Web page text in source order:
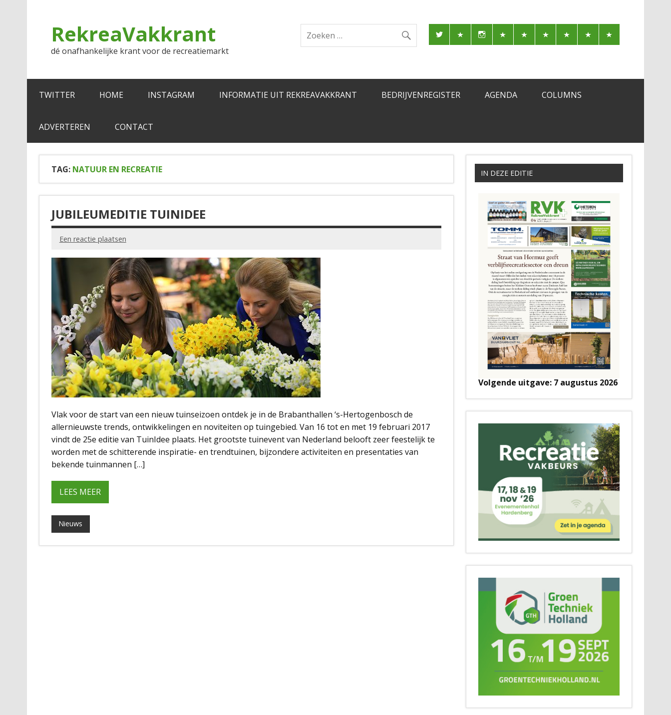
RekreaVakkrant
dé onafhankelijke krant voor de recreatiemarkt
TWITTER HOME INSTAGRAM INFORMATIE UIT REKREAVAKKRANT BEDRIJVENREGISTER AGENDA COLUMNS
ADVERTEREN CONTACT
TAG: NATUUR EN RECREATIE
JUBILEUMEDITIE TUINIDEE
Een reactie plaatsen
Vlak voor de start van een nieuw tuinseizoen ontdek je in de Brabanthallen ‘s-Hertogenbosch de
allernieuwste trends, ontwikkelingen en noviteiten op tuingebied. Van 16 tot en met 19 februari 2017
vindt de 25e editie van TuinIdee plaats. Het grootste tuinevent van Nederland belooft zeer feestelijk te
worden met de schitterende inspiratie- en trendtuinen, bijzondere activiteiten en presentaties van
bekende tuinmannen […]
LEES MEER
Nieuws
IN DEZE EDITIE
Volgende uitgave: 7 augustus 2026